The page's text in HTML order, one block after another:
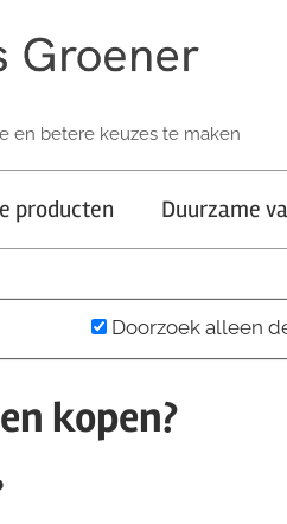
en betere keuzes te maken
producten Duurzame
Doorzoek alleen
kopen?